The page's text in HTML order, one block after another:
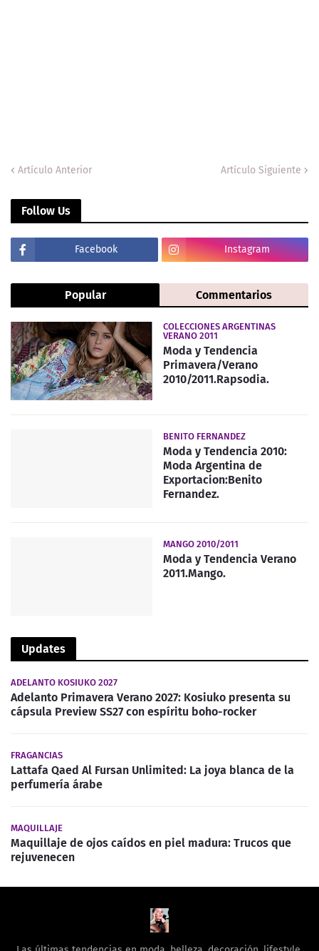
Artículo Anterior Artículo Siguiente
Follow Us
Facebook Instagram
Popular Commentarios
COLECCIONES ARGENTINAS
VERANO 2011
Moda y Tendencia
Primavera/Verano
2010/2011.Rapsodia.
BENITO FERNANDEZ
Moda y Tendencia 2010:
Moda Argentina de
Exportacion:Benito
Fernandez.
MANGO 2010/2011
Moda y Tendencia Verano
2011.Mango.
Updates
ADELANTO KOSIUKO 2027
Adelanto Primavera Verano 2027: Kosiuko presenta su
cápsula Preview SS27 con espíritu boho-rocker
FRAGANCIAS
Lattafa Qaed Al Fursan Unlimited: La joya blanca de la
perfumería árabe
MAQUILLAJE
Maquillaje de ojos caídos en piel madura: Trucos que
rejuvenecen